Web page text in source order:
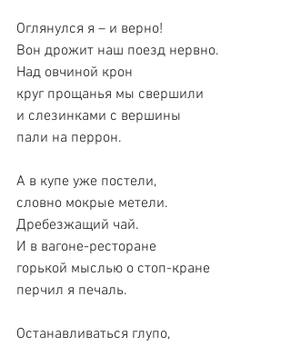
Оглянулся я – и верно!
Вон дрожит наш поезд нервно.
Над овчиной крон
круг прощанья мы свершили
и слезинками с вершины
пали на перрон.
А в купе уже постели,
словно мокрые метели.
Дребезжащий чай.
И в вагоне-ресторане
горькой мыслью о стоп-кране
перчил я печаль.
Останавливаться глупо,